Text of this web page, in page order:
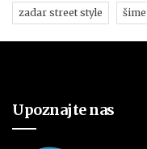
zadar street style
Upoznajte nas